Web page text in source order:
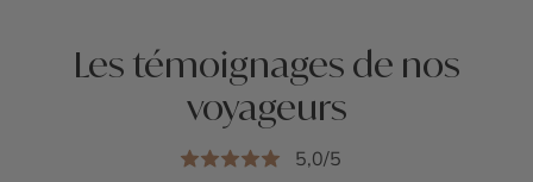
Les témoignages de nos
voyageurs
5,0/5